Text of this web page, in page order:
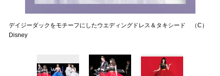
デイジーダックをモチーフにしたウエディングドレス＆タキシード （C）
Disney